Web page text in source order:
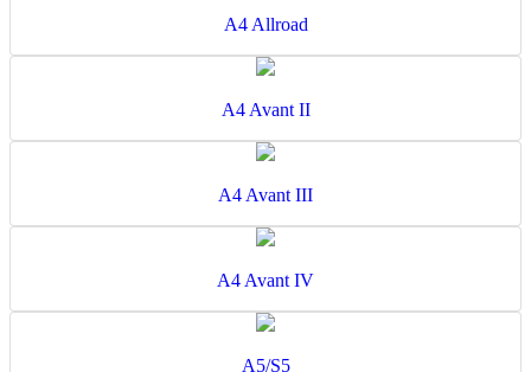
A4 Allroad
A4 Avant II
A4 Avant III
A4 Avant IV
A5/S5